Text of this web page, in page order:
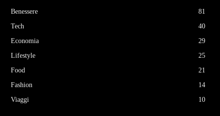
Benessere
81
Tech
40
Economia
29
Lifestyle
25
Food
21
Fashion
14
Viaggi
10